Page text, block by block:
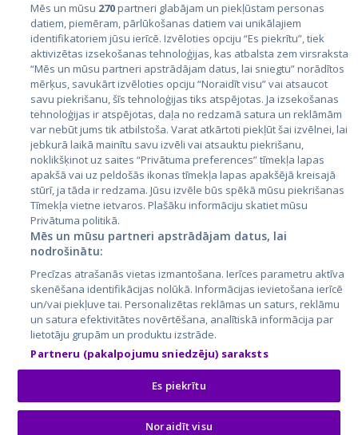
Страны
Эстония
Латвия
Литва
City24.lv
City24.ee
GetaPro.lv
GetaPro.ee
Skelbiu.lt
Autoplius.lt
Aruodas.lt
Kainos.lt
Paslaugos.lt
auto24.ee
KV.ee
Osta.ee
KuldneBörs.ee
Mēs un mūsu 270partneri glabājam un piekļūstam personas
datiem, piemēram, pārlūkošanas datiem vai unikālajiem
identifikatoriem jūsu ierīcē. Izvēloties opciju “Es piekrītu”, tiek
aktivizētas izsekošanas tehnoloģijas, kas atbalsta zem virsraksta
“Mēs un mūsu partneri apstrādājam datus, lai sniegtu” norādītos
mērķus, savukārt izvēloties opciju “Noraidīt visu” vai atsaucot
savu piekrišanu, šīs tehnoloģijas tiks atspējotas. Ja izsekošanas
tehnoloģijas ir atspējotas, daļa no redzamā satura un reklāmām
var nebūt jums tik atbilstoša. Varat atkārtoti piekļūt šai izvēlnei, lai
jebkurā laikā mainītu savu izvēli vai atsauktu piekrišanu,
noklikšķinot uz saites “Privātuma preferences” tīmekļa lapas
apakšā vai uz peldošās ikonas tīmekļa lapas apakšējā kreisajā
stūrī, ja tāda ir redzama. Jūsu izvēle būs spēkā mūsu piekrišanas
Tīmekļa vietne ietvaros. Plašāku informāciju skatiet mūsu
Privātuma politikā.
Mēs un mūsu partneri apstrādājam datus, lai
nodrošinātu:
Precīzas atrašanās vietas izmantošana. Ierīces parametru aktīva
skenēšana identifikācijas nolūkā. Informācijas ievietošana ierīcē
un/vai piekļuve tai. Personalizētas reklāmas un saturs, reklāmu
un satura efektivitātes novērtēšana, analītiskā informācija par
lietotāju grupām un produktu izstrāde.
Partneru (pakalpojumu sniedzēju) saraksts
Es piekrītu
Noraidīt visu